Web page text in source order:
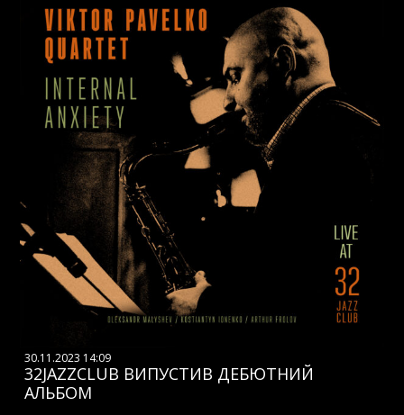
30.11.2023 14:09
32JAZZCLUB ВИПУСТИВ ДЕБЮТНИЙ
АЛЬБОМ